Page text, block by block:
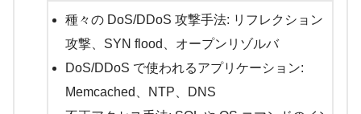
種々の DoS/DDoS 攻撃手法: リフレクション
攻撃、SYN flood、オープンリゾルバ
DoS/DDoS で使われるアプリケーション:
Memcached、NTP、DNS